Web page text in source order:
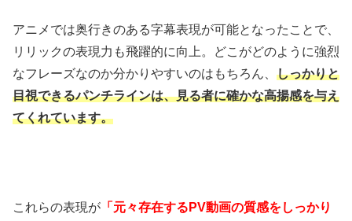
アニメでは奥行きのある字幕表現が可能となったことで、
リリックの表現力も飛躍的に向上。どこがどのように強烈
なフレーズなのか分かりやすいのはもちろん、 しっかりと
目視できるパンチラインは、見る者に確かな高揚感を与え
てくれています。
これらの表現が 「元々存在するPV動画の質感をしっかり